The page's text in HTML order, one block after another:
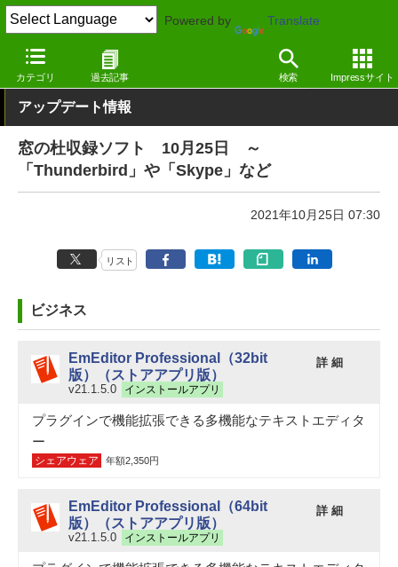
Powered by Translate
カテゴリ 過去記事 検索 Impressサイト
窓の杜 その他の話題 アップデート
アップデート情報
窓の杜収録ソフト 10月25日 ～
「Thunderbird」や「Skype」など
2021年10月25日 07:30
リスト
ビジネス
EmEditor Professional（32bit
版）（ストアアプリ版）
v21.1.5.0 インストールアプリ
詳 細
プラグインで機能拡張できる多機能なテキストエディタ
ー
シェアウェア 年額2,350円
EmEditor Professional（64bit
版）（ストアアプリ版）
v21.1.5.0 インストールアプリ
詳 細